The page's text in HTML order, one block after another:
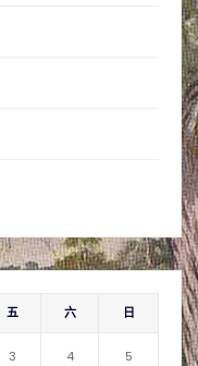
五 六 日
3 4 5